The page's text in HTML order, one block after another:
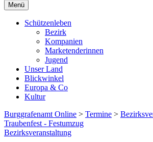
Menü
Schützenleben
Bezirk
Kompanien
Marketenderinnen
Jugend
Unser Land
Blickwinkel
Europa & Co
Kultur
Burggrafenamt Online > Termine >
Traubenfest - Festumzug
Bezirksveranstaltung